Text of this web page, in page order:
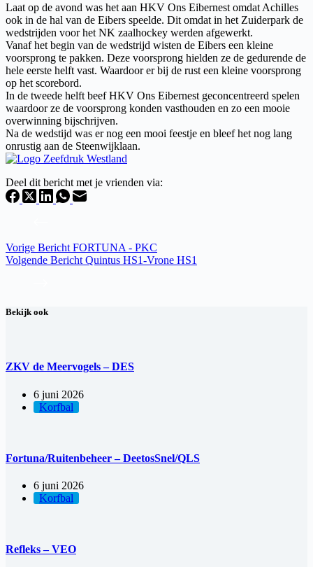
Laat op de avond was het aan HKV Ons Eibernest omdat Achilles
ook in de hal van de Eibers speelde. Dit omdat in het Zuiderpark de
wedstrijden voor het NK zaalhockey werden afgewerkt.
Vanaf het begin van de wedstrijd wisten de Eibers een kleine
voorsprong te pakken. Deze voorsprong hielden ze de gedurende de
hele eerste helft vast. Waardoor er bij de rust een kleine voorsprong
op het scorebord.
In de tweede helft beef HKV Ons Eibernest geconcentreerd spelen
waardoor ze de voorsprong konden vasthouden en zo een mooie
overwinning bijschrijven.
Na de wedstijd was er nog een mooi feestje en bleef het nog lang
onrustig aan de Steenwijklaan.
Deel dit bericht met je vrienden via:
Vorige Bericht FORTUNA - PKC
Volgende Bericht Quintus HS1-Vrone HS1
Bekijk ook
ZKV de Meervogels – DES
6 juni 2026
Korfbal
Fortuna/Ruitenbeheer – DeetosSnel/QLS
6 juni 2026
Korfbal
Refleks – VEO